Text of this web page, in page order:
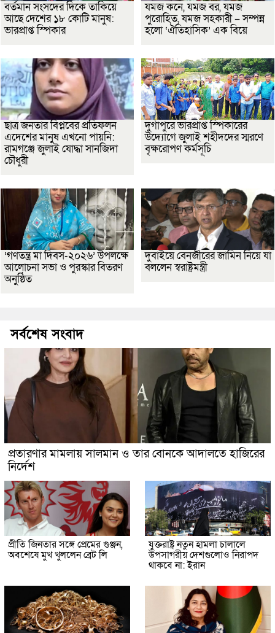
বর্তমান সংসদের দিকে তাকিয়ে
আছে দেশের ১৮ কোটি মানুষ:
ভারপ্রাপ্ত স্পিকার
যমজ কনে, যমজ বর, যমজ
পুরোহিত, যমজ সহকারী – সম্পন্ন
হলো ‘ঐতিহাসিক’ এক বিয়ে
ছাত্র জনতার বিপ্লবের প্রতিফলন
এদেশের মানুষ এখনো পায়নি:
রামগঞ্জে জুলাই যোদ্ধা সানজিদা
চৌধুরী
দুর্গাপুরে ভারপ্রাপ্ত স্পিকারের
উদ্যোগে জুলাই শহীদদের স্মরণে
বৃক্ষরোপণ কর্মসূচি
‘গণতন্ত্র মা দিবস-২০২৬’ উপলক্ষে
আলোচনা সভা ও পুরস্কার বিতরণ
অনুষ্ঠিত
দুবাইয়ে বেনজীরের জামিন নিয়ে যা
বললেন স্বরাষ্ট্রমন্ত্রী
সর্বশেষ সংবাদ
প্রতারণার মামলায় সালমান ও তার বোনকে আদালতে হাজিরের
নির্দেশ
প্রীতি জিনতার সঙ্গে প্রেমের গুঞ্জন,
অবশেষে মুখ খুললেন ব্রেট লি
যুক্তরাষ্ট্র নতুন হামলা চালালে
উপসাগরীয় দেশগুলোও নিরাপদ
থাকবে না: ইরান